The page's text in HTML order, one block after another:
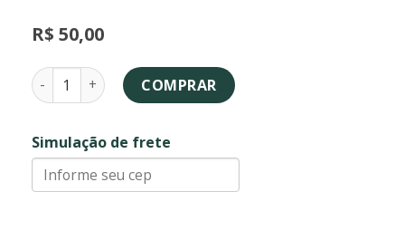
R$ 50,00
Mimo - essência floral quantidade
COMPRAR
Simulação de frete